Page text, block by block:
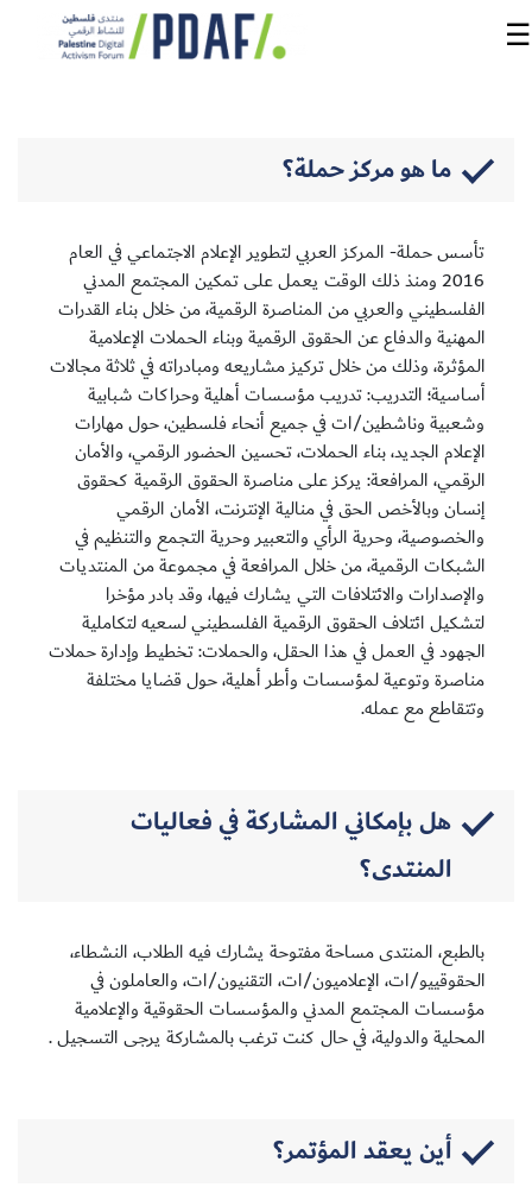
مدربون
ومتحدثون
سنوات
سابقة
سجل الآن
☰
ما هو مركز حملة؟
تأسس حملة- المركز العربي لتطوير الإعلام الاجتماعي في العام
2016 ومنذ ذلك الوقت يعمل على تمكين المجتمع المدني
الفلسطيني والعربي من المناصرة الرقمية، من خلال بناء القدرات
المهنية والدفاع عن الحقوق الرقمية وبناء الحملات الإعلامية
المؤثرة، وذلك من خلال تركيز مشاريعه ومبادراته في ثلاثة مجالات
أساسية؛ التدريب: تدريب مؤسسات أهلية وحراكات شبابية
وشعبية وناشطين/ات في جميع أنحاء فلسطين، حول مهارات
الإعلام الجديد، بناء الحملات، تحسين الحضور الرقمي، والأمان
الرقمي، المرافعة: يركز على مناصرة الحقوق الرقمية كحقوق
إنسان وبالأخص الحق في منالية الإنترنت، الأمان الرقمي
والخصوصية، وحرية الرأي والتعبير وحرية التجمع والتنظيم في
الشبكات الرقمية، من خلال المرافعة في مجموعة من المنتديات
والإصدارات والائتلافات التي يشارك فيها، وقد بادر مؤخرا
لتشكيل ائتلاف الحقوق الرقمية الفلسطيني لسعيه لتكاملية
الجهود في العمل في هذا الحقل، والحملات: تخطيط وإدارة حملات
مناصرة وتوعية لمؤسسات وأطر أهلية، حول قضايا مختلفة
وتتقاطع مع عمله.
هل بإمكاني المشاركة في فعاليات
المنتدى؟
بالطبع، المنتدى مساحة مفتوحة يشارك فيه الطلاب، النشطاء،
الحقوقييو/ات، الإعلاميون/ات، التقنيون/ات، والعاملون في
مؤسسات المجتمع المدني والمؤسسات الحقوقية والإعلامية
المحلية والدولية، في حال كنت ترغب بالمشاركة يرجى التسجيل .
أين يعقد المؤتمر؟